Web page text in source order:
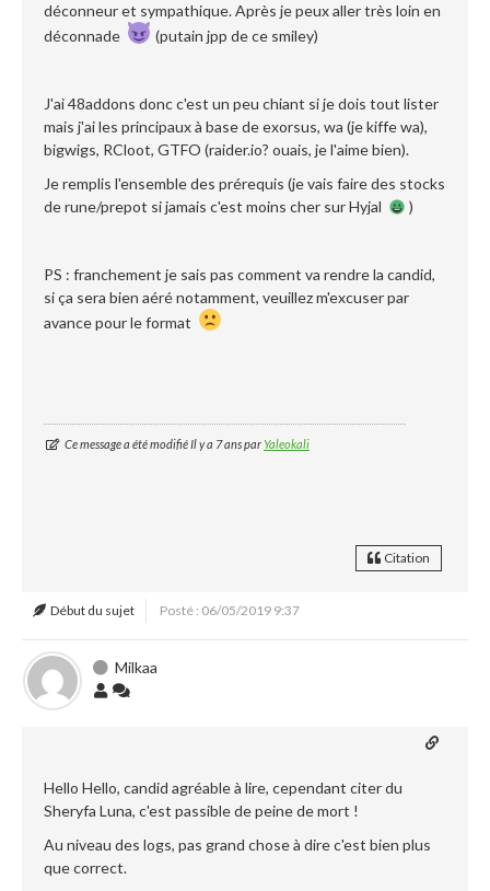
déconneur et sympathique. Après je peux aller très loin en
déconnade
(putain jpp de ce smiley)
J'ai 48addons donc c'est un peu chiant si je dois tout lister
mais j'ai les principaux à base de exorsus, wa (je kiffe wa),
bigwigs, RCloot, GTFO (raider.io? ouais, je l'aime bien).
Je remplis l'ensemble des prérequis (je vais faire des stocks
de rune/prepot si jamais c'est moins cher sur Hyjal
)
PS : franchement je sais pas comment va rendre la candid,
si ça sera bien aéré notamment, veuillez m'excuser par
avance pour le format
Ce message a été modifié Il y a 7 ans parYaleokali
Citation
Début du sujet Posté : 06/05/2019 9:37
Milkaa
Hello Hello, candid agréable à lire, cependant citer du
Sheryfa Luna, c'est passible de peine de mort !
Au niveau des logs, pas grand chose à dire c'est bien plus
que correct.